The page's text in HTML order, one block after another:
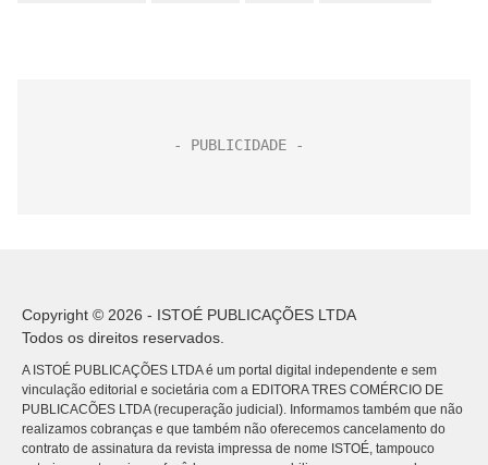
Copyright © 2026 - ISTOÉ PUBLICAÇÕES LTDA
Todos os direitos reservados.
A ISTOÉ PUBLICAÇÕES LTDA é um portal digital independente e sem
vinculação editorial e societária com a EDITORA TRES COMÉRCIO DE
PUBLICACÕES LTDA (recuperação judicial). Informamos também que não
realizamos cobranças e que também não oferecemos cancelamento do
contrato de assinatura da revista impressa de nome ISTOÉ, tampouco